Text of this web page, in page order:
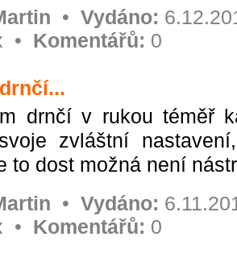
• Vydáno:
• Komentářů: 0
drnčí v rukou téměř
zvláštní
to dost možná není
• Vydáno:
• Komentářů: 0